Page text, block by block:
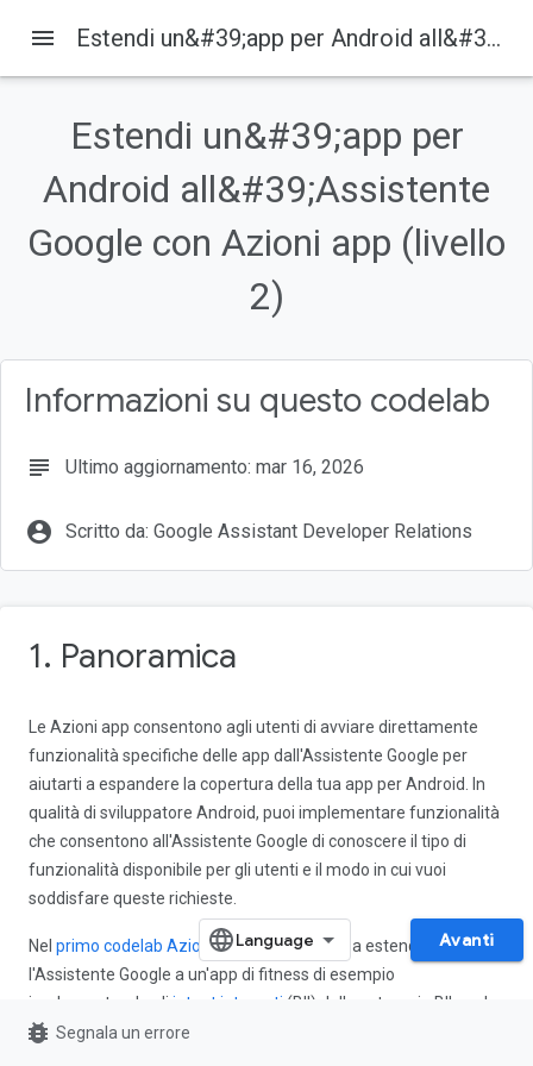
1. Panoramica
Cosa creerai
Obiettivi didattici
Prerequisiti
2. Comprendere il funzionamento
menu Estendi un&#39;app per Android all&#39;Assistente Google con Azioni app (livello 2)
Estendi un&#39;app per
Android all&#39;Assistente
Google con Azioni app (livello
2)
Informazioni su questo codelab
subject Ultimo aggiornamento: mar 16, 2026
account_circle Scritto da: Google Assistant Developer Relations
1. Panoramica
Le Azioni app consentono agli utenti di avviare direttamente
funzionalità specifiche delle app dall'Assistente Google per
aiutarti a espandere la copertura della tua app per Android. In
qualità di sviluppatore Android, puoi implementare funzionalità
che consentono all'Assistente Google di conoscere il tipo di
funzionalità disponibile per gli utenti e il modo in cui vuoi
soddisfare queste richieste.
Nel primo codelab Azioni app, hai imparato a estendere
l'Assistente Google a un'app di fitness di esempio
implementando gli intent integrati (BII) della categoria BII per la
salute e il fitness. Gli intent integrati sono organizzati in
Avanti
bug_report Segnala un errore